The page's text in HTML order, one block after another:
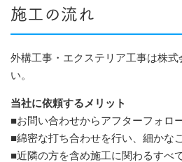
施工の流れ
外構工事・エクステリア工事は株
い。
当社に依頼するメリット
■お問い合わせからアフターフォロ
■綿密な打ち合わせを行い、細かな
■近隣の方を含め施工に関わるすべ